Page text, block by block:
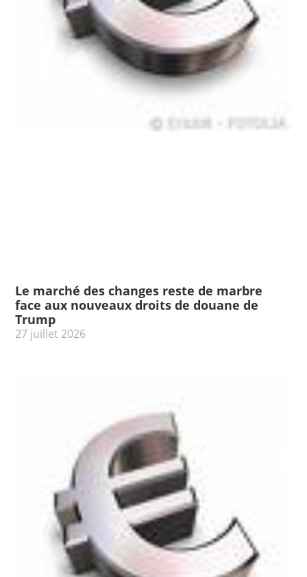
Le marché des changes reste de marbre
face aux nouveaux droits de douane de
Trump
27 juillet 2026